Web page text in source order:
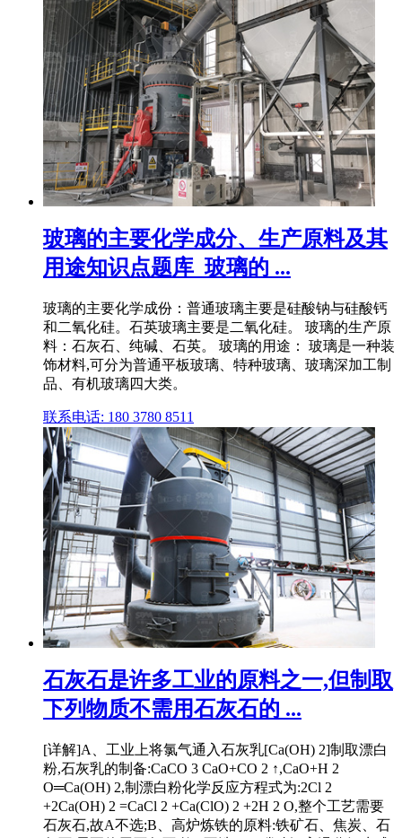
玻璃的主要化学成分、生产原料及其
用途知识点题库_玻璃的 ...
玻璃的主要化学成份：普通玻璃主要是硅酸钠与硅酸钙
和二氧化硅。石英玻璃主要是二氧化硅。 玻璃的生产原
料：石灰石、纯碱、石英。 玻璃的用途： 玻璃是一种装
饰材料,可分为普通平板玻璃、特种玻璃、玻璃深加工制
品、有机玻璃四大类。
联系电话: 180 3780 8511
石灰石是许多工业的原料之一,但制取
下列物质不需用石灰石的 ...
[详解]A、工业上将氯气通入石灰乳[Ca(OH) 2]制取漂白
粉,石灰乳的制备:CaCO 3 CaO+CO 2 ↑,CaO+H 2
O═Ca(OH) 2,制漂白粉化学反应方程式为:2Cl 2
+2Ca(OH) 2 =CaCl 2 +Ca(ClO) 2 +2H 2 O,整个工艺需要
石灰石,故A不选;B、高炉炼铁的原料:铁矿石、焦炭、石